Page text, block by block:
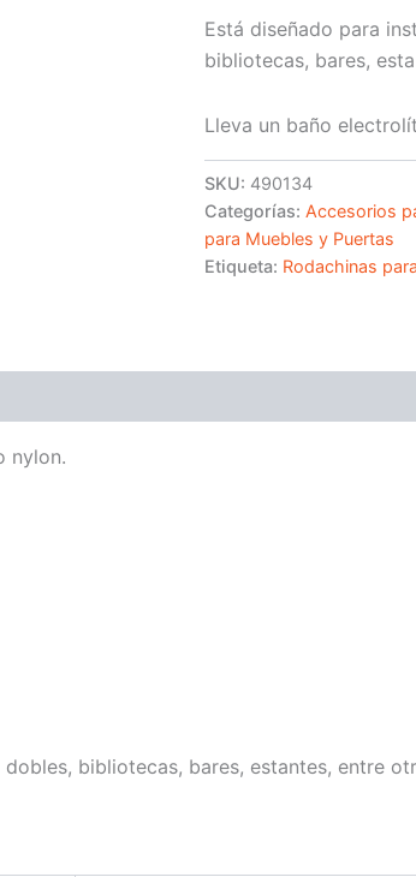
Está diseñado para
bibliotecas, bares,
Lleva un baño
SKU: 490134
Categorías: Accesorios
para Muebles y Puertas
Etiqueta: Rodachinas
nylon.
bibliotecas, bares, estantes, entre